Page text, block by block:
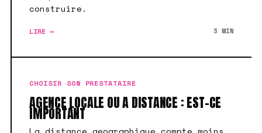
construire.
LIRE → 3 MIN
CHOISIR SON PRESTATAIRE
AGENCE LOCALE OU A DISTANCE : EST-CE
IMPORTANT